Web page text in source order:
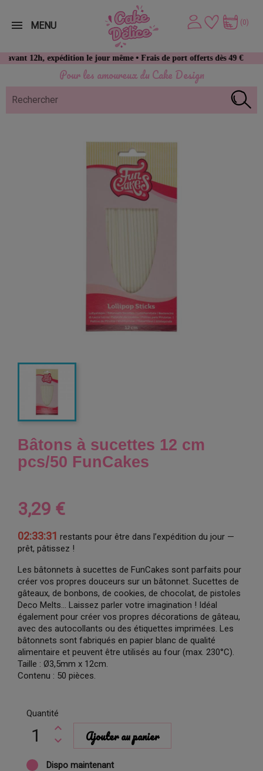
Pour les amoureux du Cake Design
12h, expédition le jour même • Frais de port offerts dès 49 € d’achat
(0)
MENU
Bâtons à sucettes 12 cm
pcs/50 FunCakes
3,29 €
02:33:31 restants pour être dans l’expédition du jour —
prêt, pâtissez !
Les bâtonnets à sucettes de FunCakes sont parfaits pour
créer vos propres douceurs sur un bâtonnet. Sucettes de
gâteaux, de bonbons, de cookies, de chocolat, de pistoles
Deco Melts... Laissez parler votre imagination ! Idéal
également pour créer vos propres décorations de gâteau,
avec des autocollants ou des étiquettes imprimées. Les
bâtonnets sont fabriqués en papier blanc de qualité
alimentaire et peuvent être utilisés au four (max. 230°C).
Taille : Ø3,5mm x 12cm.
Contenu : 50 pièces.
Quantité
Ajouter au panier
Dispo maintenant